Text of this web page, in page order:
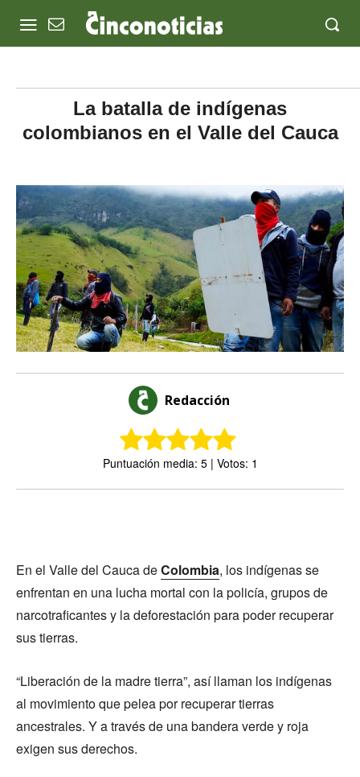
La batalla de indígenas
colombianos en el Valle del Cauca
Redacción
Puntuación media: 5 | Votos: 1
En el Valle del Cauca deColombia, los indígenas se
enfrentan en una lucha mortal con la policía, grupos de
narcotraficantes y la deforestación para poder recuperar
sus tierras.
“Liberación de la madre tierra”, así llaman los indígenas
al movimiento que pelea por recuperar tierras
ancestrales. Y a través de una bandera verde y roja
exigen sus derechos.